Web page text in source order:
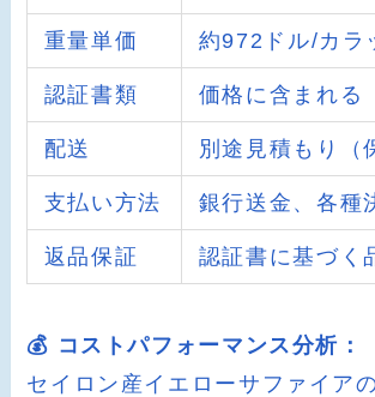
重量単価 約972ドル/カラ
認証書類 価格に含まれる
配送 別途見積もり（
支払い方法 銀行送金、各種
返品保証 認証書に基づく
💰 コストパフォーマンス分析：
セイロン産イエローサファイア